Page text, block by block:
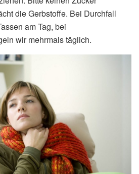
die Gerbstoffe. Bei Durchfall
am Tag, bei
wir mehrmals täglich.